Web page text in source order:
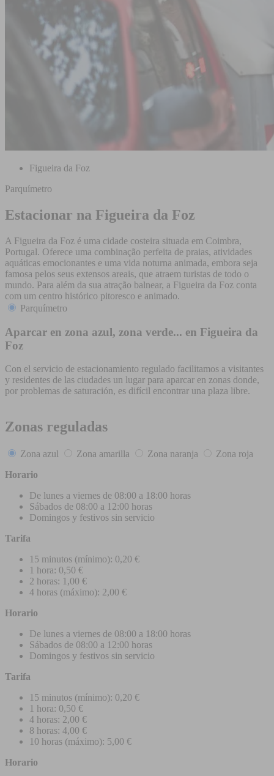
Figueira da Foz
Parquímetro
Estacionar na Figueira da Foz
A Figueira da Foz é uma cidade costeira situada em Coimbra,
Portugal. Oferece uma combinação perfeita de praias, atividades
aquáticas emocionantes e uma vida noturna animada, embora seja
famosa pelos seus extensos areais, que atraem turistas de todo o
mundo. Para além da sua atração balnear, a Figueira da Foz conta
com um centro histórico pitoresco e animado.
Parquímetro
Aparcar en zona azul, zona verde... en Figueira da
Foz
Con el servicio de estacionamiento regulado facilitamos a visitantes
y residentes de las ciudades un lugar para aparcar en zonas donde,
por problemas de saturación, es difícil encontrar una plaza libre.
Zonas reguladas
Zona azul Zona amarilla Zona naranja
Zona roja
Horario
De lunes a viernes de 08:00 a 18:00 horas
Sábados de 08:00 a 12:00 horas
Domingos y festivos sin servicio
Tarifa
15 minutos (mínimo): 0,20 €
1 hora: 0,50 €
2 horas: 1,00 €
4 horas (máximo): 2,00 €
Horario
De lunes a viernes de 08:00 a 18:00 horas
Sábados de 08:00 a 12:00 horas
Domingos y festivos sin servicio
Tarifa
15 minutos (mínimo): 0,20 €
1 hora: 0,50 €
4 horas: 2,00 €
8 horas: 4,00 €
10 horas (máximo): 5,00 €
Horario